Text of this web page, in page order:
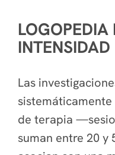
LOGOPEDIA
INTENSIDAD
Las
de terapia
suman entre 20